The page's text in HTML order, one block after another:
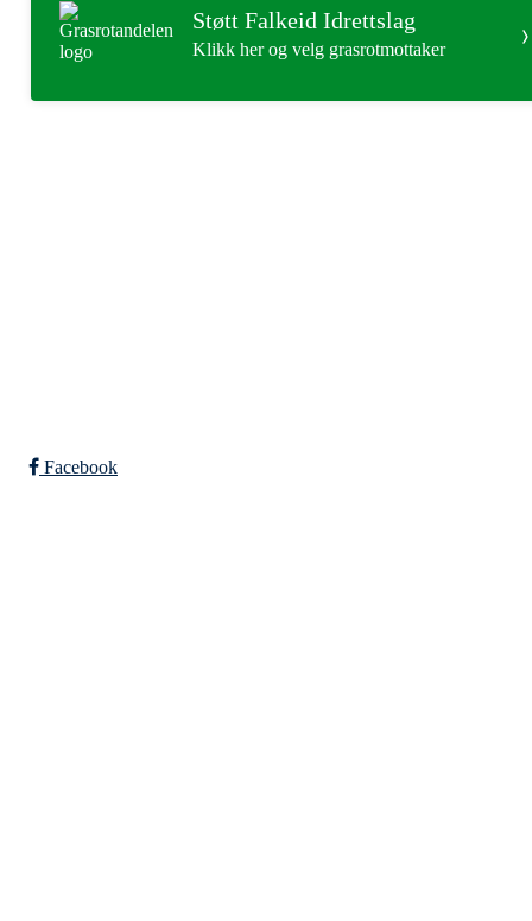
Støtt Falkeid Idrettslag
Klikk her og velg grasrotmottaker
Facebook